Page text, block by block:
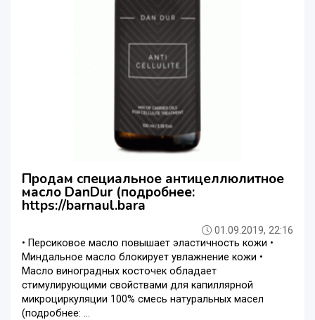
Продам специальное антицеллюлитное
масло DanDur (подробнее:
https://barnaul.bara
01.09.2019, 22:16
• Персиковое масло повышает эластичность кожи •
Миндальное масло блокирует увлажнение кожи •
Масло виноградных косточек обладает
стимулирующими свойствами для капиллярной
микроциркуляции 100% смесь натуральных масел
(подробнее: ...